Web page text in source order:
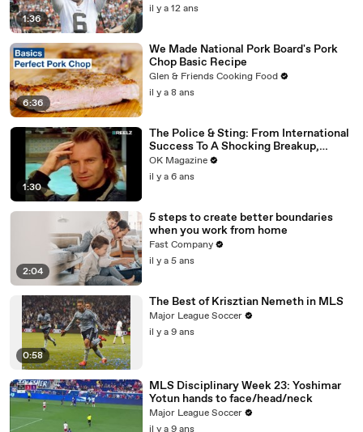
1:36
il y a 12 ans
6:36
We Made National Pork Board's Pork
Chop Basic Recipe
Glen & Friends Cooking Food
il y a 8 ans
1:30
The Police & Sting: From International
Success To A Shocking Breakup,
REELZ Doc Digs Deep: Watch
OK Magazine
il y a 6 ans
2:04
5 steps to create better boundaries
when you work from home
Fast Company
il y a 5 ans
0:58
The Best of Krisztian Nemeth in MLS
Major League Soccer
il y a 9 ans
MLS Disciplinary Week 23: Yoshimar
Yotun hands to face/head/neck
Major League Soccer